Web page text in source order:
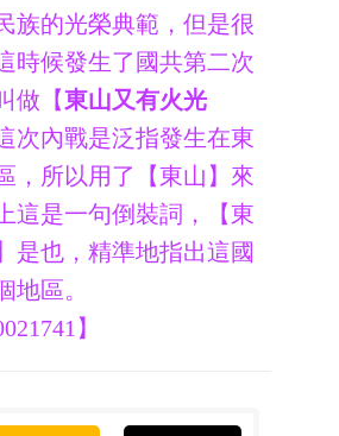
族的光榮典範，但是很
時候發生了國共第二次
做【東山又有火光
次內戰是泛指發生在東
，所以用了【東山】來
這是一句倒裝詞，【東
是也，精準地指出這國
地區。
】